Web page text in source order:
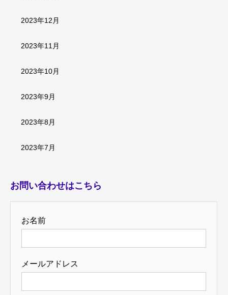
2023年12月
2023年11月
2023年10月
2023年9月
2023年8月
2023年7月
お問い合わせはこちら
お名前
メールアドレス